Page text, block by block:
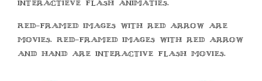
interactieve flash animaties.
Red-framed images with red arrow are
movies. Red-framed images with red arrow
and hand are interactive flash movies.